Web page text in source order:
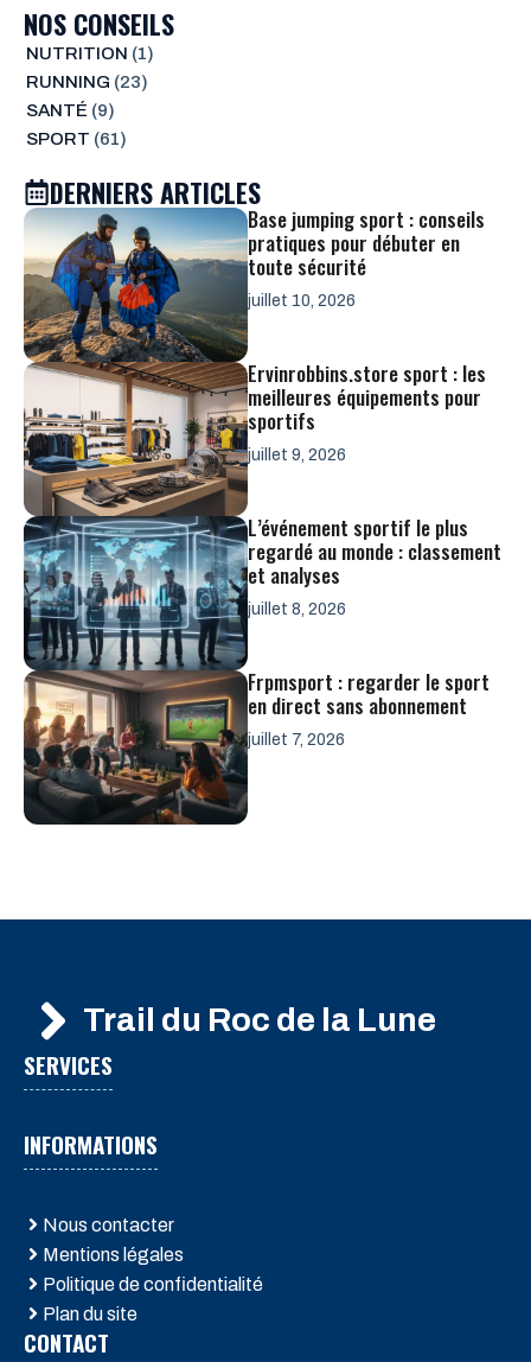
NOS CONSEILS
NUTRITION (1)
RUNNING (23)
SANTÉ (9)
SPORT (61)
DERNIERS ARTICLES
Base jumping sport : conseils
pratiques pour débuter en
toute sécurité
juillet 10, 2026
Ervinrobbins.store sport : les
meilleures équipements pour
sportifs
juillet 9, 2026
L’événement sportif le plus
regardé au monde : classement
et analyses
juillet 8, 2026
Frpmsport : regarder le sport
en direct sans abonnement
juillet 7, 2026
Trail du Roc de la Lune
SERVICES
INFORMATIONS
Nous contacter
Mentions légales
Politique de confidentialité
Plan du site
CONTACT